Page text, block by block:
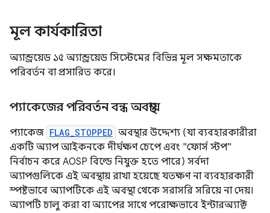
মূল কার্যকারিতা
অ্যান্ড্রয়েড ১৫ অ্যান্ড্রয়েড সিস্টেমের বিভিন্ন মূল সক্ষমতাকে
পরিবর্তন বা প্রসারিত করে।
প্যাকেজের পরিবর্তন বন্ধ অবস্থায়
প্যাকেজ FLAG_STOPPED অবস্থার উদ্দেশ্য (যা ব্যবহারকারীরা
একটি অ্যাপ আইকনকে দীর্ঘক্ষণ চেপে এবং "ফোর্স স্টপ"
নির্বাচন করে AOSP বিল্ডে নিযুক্ত হতে পারে) সর্বদা
অ্যাপগুলিকে এই অবস্থায় রাখা হয়েছে যতক্ষণ না ব্যবহারকারী
স্পষ্টভাবে অ্যাপটিকে এই অবস্থা থেকে সরাসরি সরিয়ে না দেয়।
অ্যাপটি চালু করা বা অ্যাপের সাথে পরোক্ষভাবে ইন্টারঅ্যাক্ট